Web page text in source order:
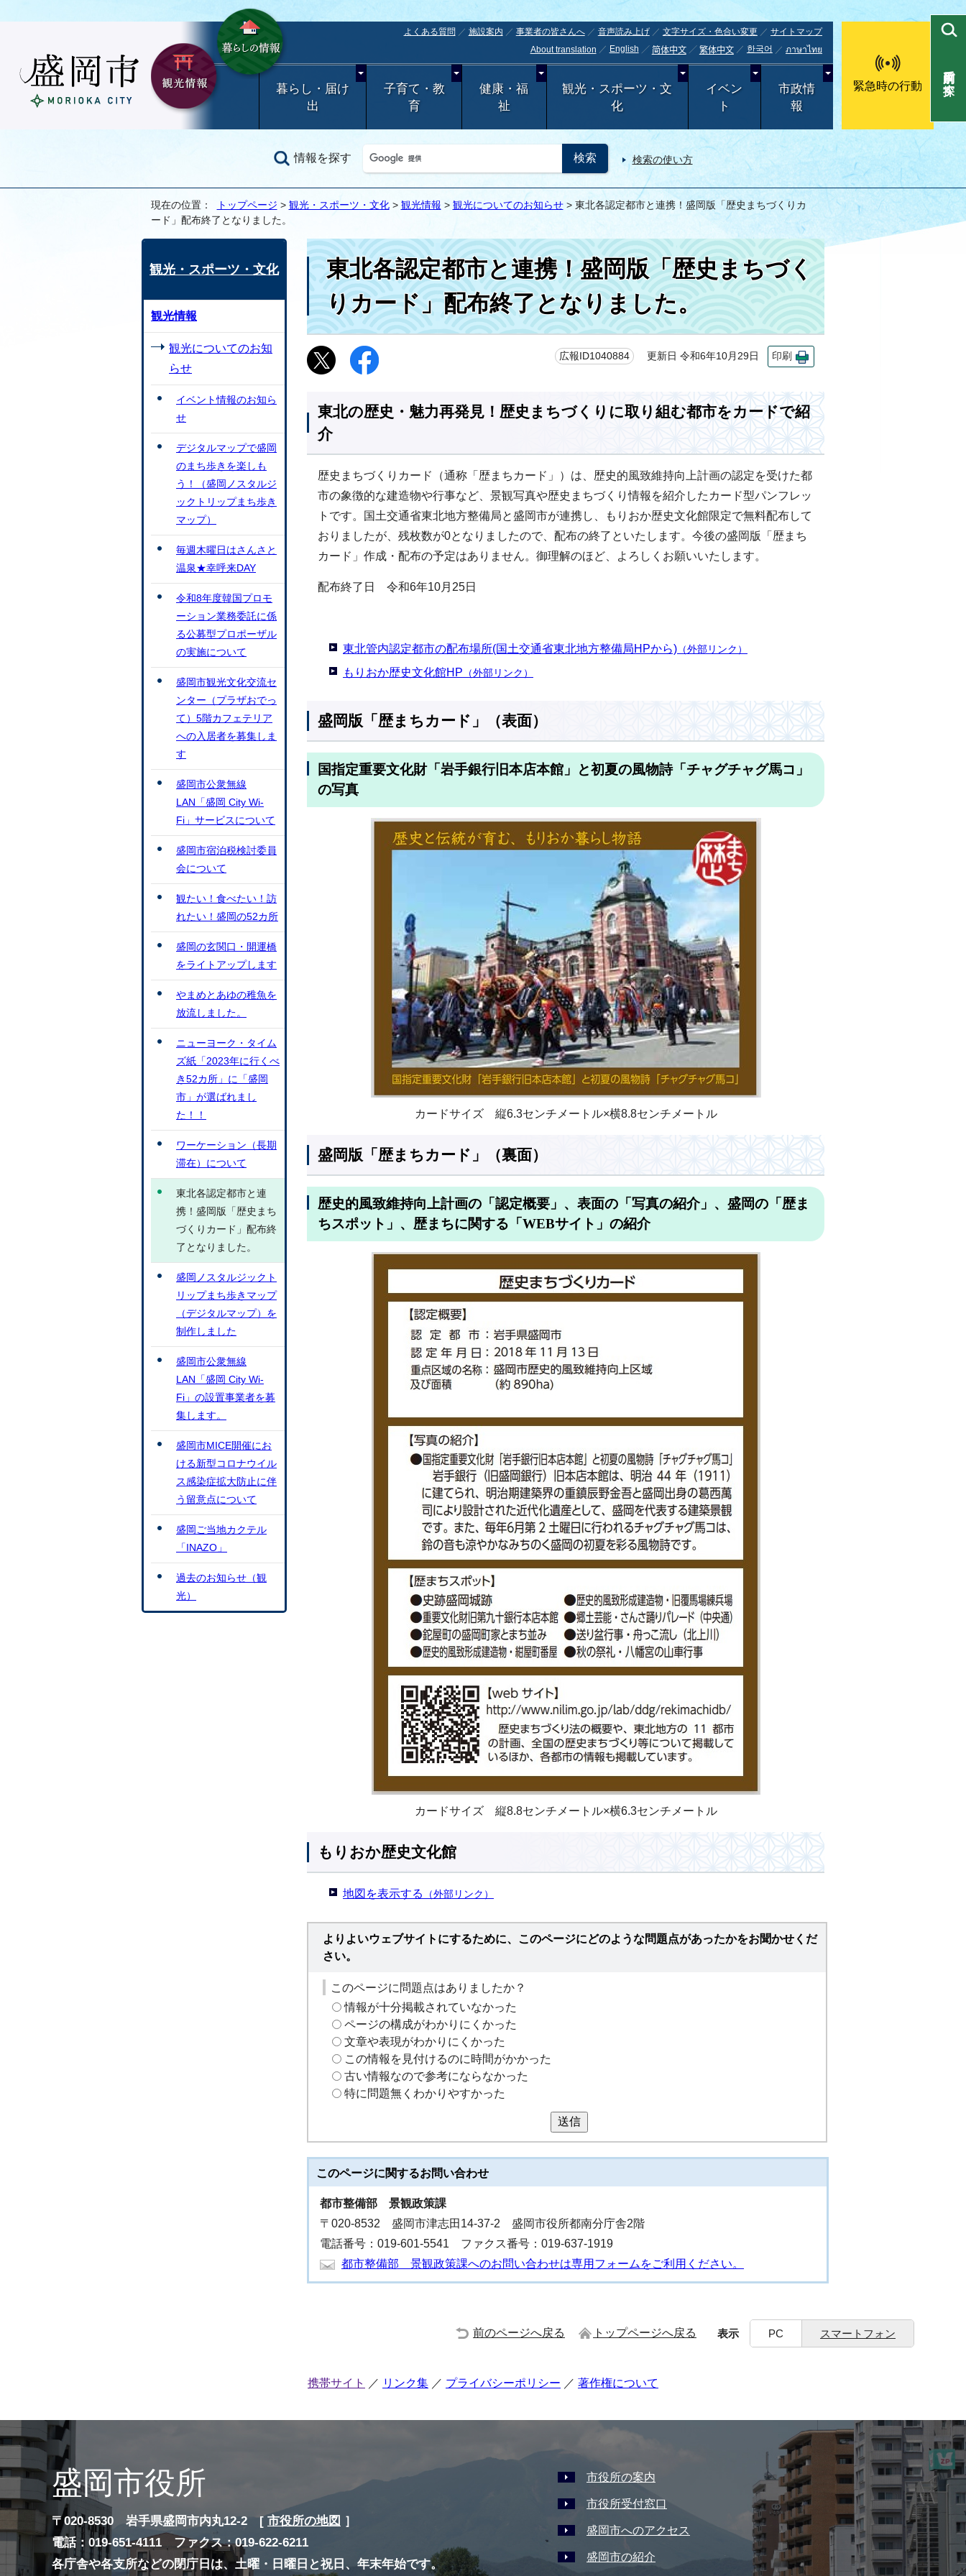
よくある質問 施設案内 事業者の皆さんへ 音声読み上げ 文字サイズ・色合い変更
サイトマップ
About translation
English 简体中文 繁体中文 한국어 ภาษาไทย
暮らし・届け
出
子育て・教
育
健康・福
祉
観光・スポーツ・文
化
イベン
ト
市政情
報
緊急時の行動
情報を探す 検索の使い方
目的別で探す
現在の位置： トップページ > 観光・スポーツ・文化> 観光情報 > 観光についてのお知らせ> 東北各認定都市と連携！盛岡版「歴史まちづくりカ
ード」配布終了となりました。
東北各認定都市と連携！盛岡版「歴史まちづく
りカード」配布終了となりました。
広報ID1040884 更新日 令和6年10月29日 印刷
東北の歴史・魅力再発見！歴史まちづくりに取り組む都市をカードで紹
介
歴史まちづくりカード（通称「歴まちカード」）は、歴史的風致維持向上計画の認定を受けた都
市の象徴的な建造物や行事など、景観写真や歴史まちづくり情報を紹介したカード型パンフレッ
トです。国土交通省東北地方整備局と盛岡市が連携し、もりおか歴史文化館限定で無料配布して
おりましたが、残枚数が0となりましたので、配布の終了といたします。今後の盛岡版「歴まち
カード」作成・配布の予定はありません。御理解のほど、よろしくお願いいたします。
配布終了日 令和6年10月25日
東北管内認定都市の配布場所(国土交通省東北地方整備局HPから) （外部リンク）
もりおか歴史文化館HP （外部リンク）
盛岡版「歴まちカード」（表面）
国指定重要文化財「岩手銀行旧本店本館」と初夏の風物詩「チャグチャグ馬コ」
の写真
カードサイズ 縦6.3センチメートル×横8.8センチメートル
盛岡版「歴まちカード」（裏面）
歴史的風致維持向上計画の「認定概要」、表面の「写真の紹介」、盛岡の「歴ま
ちスポット」、歴まちに関する「WEBサイト」の紹介
カードサイズ 縦8.8センチメートル×横6.3センチメートル
もりおか歴史文化館
地図を表示する （外部リンク）
よりよいウェブサイトにするために、このページにどのような問題点があったかをお聞かせくだ
さい。
このページに問題点はありましたか？
情報が十分掲載されていなかった
ページの構成がわかりにくかった
文章や表現がわかりにくかった
この情報を見付けるのに時間がかかった
古い情報なので参考にならなかった
特に問題無くわかりやすかった
送信
このページに関するお問い合わせ
都市整備部 景観政策課
〒020-8532 盛岡市津志田14-37-2 盛岡市役所都南分庁舎2階
電話番号：019-601-5541 ファクス番号：019-637-1919
都市整備部 景観政策課へのお問い合わせは専用フォームをご利用ください。
観光・スポーツ・文化
観光情報
観光についてのお知
らせ
イベント情報のお知ら
せ
デジタルマップで盛岡
のまち歩きを楽しも
う！（盛岡ノスタルジ
ックトリップまち歩き
マップ）
毎週木曜日はさんさと
温泉★幸呼来DAY
令和8年度韓国プロモ
ーション業務委託に係
る公募型プロポーザル
の実施について
盛岡市観光文化交流セ
ンター（プラザおでっ
て）5階カフェテリア
への入居者を募集しま
す
盛岡市公衆無線
LAN「盛岡 City Wi-
Fi」サービスについて
盛岡市宿泊税検討委員
会について
観たい！食べたい！訪
れたい！盛岡の52カ所
盛岡の玄関口・開運橋
をライトアップします
やまめとあゆの稚魚を
放流しました。
ニューヨーク・タイム
ズ紙「2023年に行くべ
き52カ所」に「盛岡
市」が選ばれまし
た！！
ワーケーション（長期
滞在）について
東北各認定都市と連
携！盛岡版「歴史まち
づくりカード」配布終
了となりました。
盛岡ノスタルジックト
リップまち歩きマップ
（デジタルマップ）を
制作しました
盛岡市公衆無線
LAN「盛岡 City Wi-
Fi」の設置事業者を募
集します。
盛岡市MICE開催にお
ける新型コロナウイル
ス感染症拡大防止に伴
う留意点について
盛岡ご当地カクテル
「INAZO」
過去のお知らせ（観
光）
前のページへ戻る トップページへ戻る 表示 PC スマートフォン
携帯サイト リンク集 プライバシーポリシー 著作権について
盛岡市役所
〒020-8530 岩手県盛岡市内丸12-2 [ 市役所の地図 ］
電話：019-651-4111 ファクス：019-622-6211
各庁舎や各支所などの閉庁日は、土曜・日曜日と祝日、年末年始です。
市役所の案内
市役所受付窓口
盛岡市へのアクセス
盛岡市の紹介